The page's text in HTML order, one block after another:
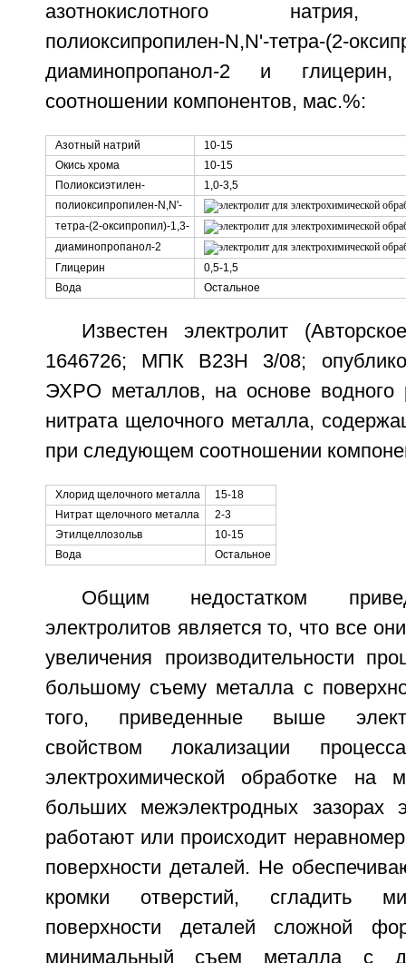
азотнокислотного натрия,
полиоксипропилен-N,N'-тетра-(2-
диаминопропанол-2 и
соотношении компонентов, мас.%:
Азотный натрий
10-15
Окись хрома
10-15
Полиоксиэтилен-
1,0-3,5
полиоксипропилен-N,N'-
тетра-(2-оксипропил)-1,3-
диаминопропанол-2
Глицерин
0,5-1,5
Вода
Остальное
Известен электролит
1646726; МПК B23H 3/08;
ЭХРО металлов, на основе водного
нитрата щелочного металла,
при следующем соотношении
Хлорид щелочного металла
15-18
Нитрат щелочного металла
2-3
Этилцеллозольв
10-15
Вода
Остальное
Общим недостатком
электролитов является то, что все
увеличения производительности
большому съему металла с
того, приведенные выше
свойством локализации
электрохимической обработке на
больших межэлектродных зазорах
работают или происходит
поверхности деталей. Не
кромки отверстий, сгладить
поверхности деталей сложной
минимальный съем металла с